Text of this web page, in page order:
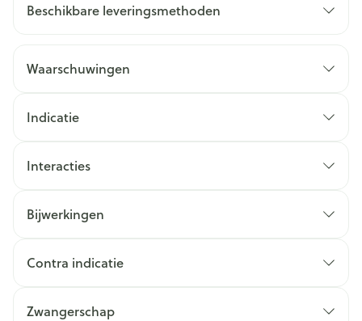
Beschikbare leveringsmethoden
Waarschuwingen
Indicatie
Interacties
Bijwerkingen
Contra indicatie
Zwangerschap